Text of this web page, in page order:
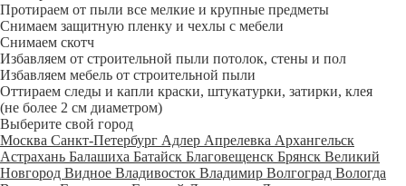
Протираем от пыли все мелкие и крупные предметы
Снимаем защитную пленку и чехлы с мебели
Снимаем скотч
Избавляем от строительной пыли потолок, стены и пол
Избавляем мебель от строительной пыли
Оттираем следы и капли краски, штукатурки, затирки, клея
(не более 2 см диаметром)
Выберите свой город
Москва Санкт-Петербург Адлер Апрелевка Архангельск
Астрахань Балашиха Батайск Благовещенск Брянск Великий
Новгород Видное Владивосток Владимир Волгоград Вологда